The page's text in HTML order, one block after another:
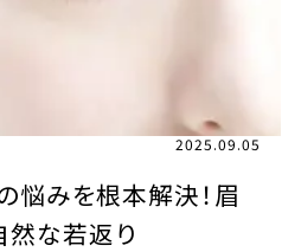
2025.09.05
悩みを根本解決！眉
然な若返り